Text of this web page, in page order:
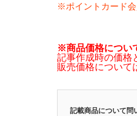
※ポイントカード
※商品価格につい
記事作成時の価格
販売価格について
記載商品について問